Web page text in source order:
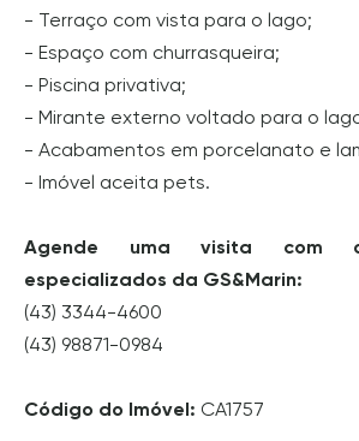
- Terraço com vista para o lago;
- Espaço com churrasqueira;
- Piscina privativa;
- Mirante externo voltado para o
- Acabamentos em porcelanato e
- Imóvel aceita pets.
Agende uma visita com
especializados da GS&Marin:
(43) 3344-4600
(43) 98871-0984
Código do Imóvel: CA1757